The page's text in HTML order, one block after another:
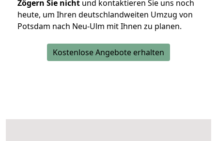
Zögern Sie nicht und kontaktieren Sie uns noch
heute, um Ihren deutschlandweiten Umzug von
Potsdam nach Neu-Ulm mit Ihnen zu planen.
Kostenlose Angebote erhalten